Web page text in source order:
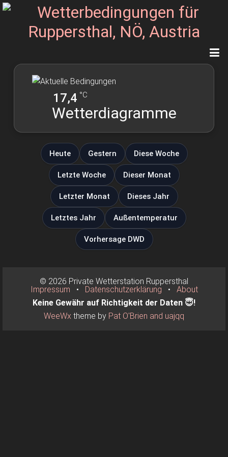
17,4 °C
Wetterdiagramme
Heute Gestern Diese Woche
Letzte Woche Dieser Monat
Letzter Monat Dieses Jahr
Letztes Jahr Außentemperatur
Vorhersage DWD
© 2026 Private Wetterstation Ruppersthal
Impressum • Datenschutzerklärung • About
Keine Gewähr auf Richtigkeit der Daten 😇!
WeeWx theme by Pat O'Brien and uajqq